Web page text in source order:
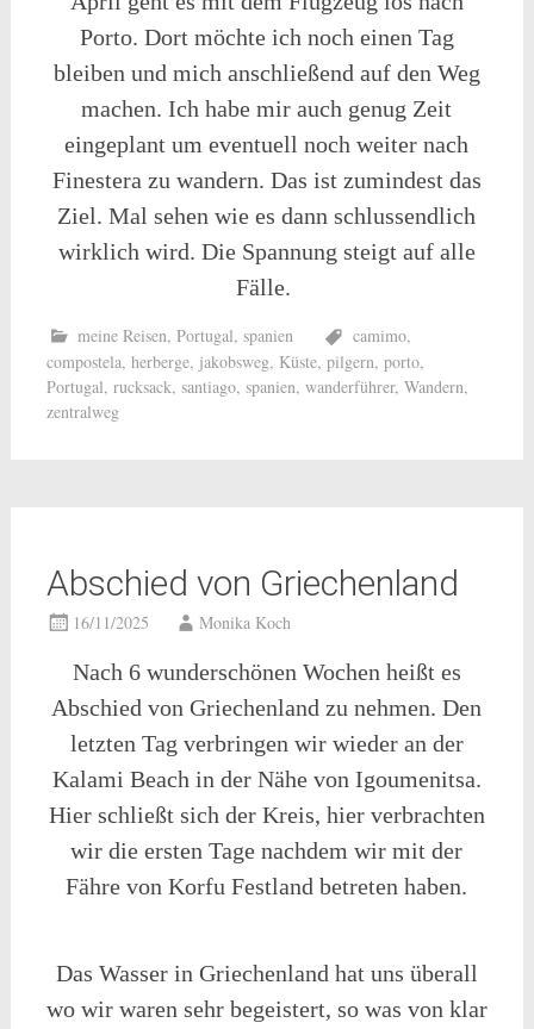
Porto. Dort möchte ich noch einen Tag
bleiben und mich anschließend auf den Weg
machen. Ich habe mir auch genug Zeit
eingeplant um eventuell noch weiter nach
Finestera zu wandern. Das ist zumindest das
Ziel. Mal sehen wie es dann schlussendlich
wirklich wird. Die Spannung steigt auf alle
Fälle.
meine Reisen, Portugal, spanien camimo,
compostela, herberge, jakobsweg, Küste, pilgern, porto,
Portugal, rucksack, santiago, spanien, wanderführer, Wandern,
zentralweg
Abschied von Griechenland
16/11/2025 Monika Koch
Nach 6 wunderschönen Wochen heißt es
Abschied von Griechenland zu nehmen. Den
letzten Tag verbringen wir wieder an der
Kalami Beach in der Nähe von Igoumenitsa.
Hier schließt sich der Kreis, hier verbrachten
wir die ersten Tage nachdem wir mit der
Fähre von Korfu Festland betreten haben.
Das Wasser in Griechenland hat uns überall
wo wir waren sehr begeistert, so was von klar